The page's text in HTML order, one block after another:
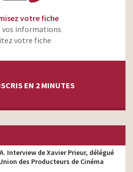
producteur
votre fiche
vos informations
votre fiche
EN 2 MINUTES
Interview de Xavier Prieur, délégué
des Producteurs de Cinéma